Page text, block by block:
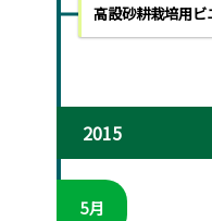
高設砂耕栽培用
2015
5月